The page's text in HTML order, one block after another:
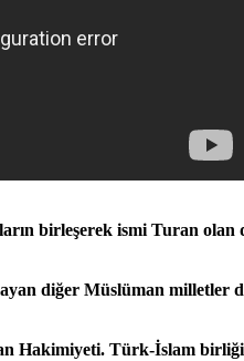
birleşerek ismi Turan
diğer Müslüman milletler
Hakimiyeti. Türk-İslam